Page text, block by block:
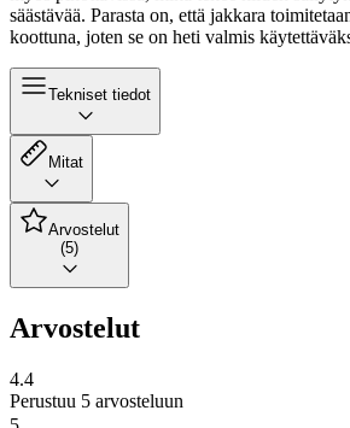
säästävää. Parasta on, että jakkara
koottuna, joten se on heti valmis
Tekniset tiedot
Mitat
Arvostelut
(5)
Arvostelut
4.4
Perustuu 5 arvosteluun